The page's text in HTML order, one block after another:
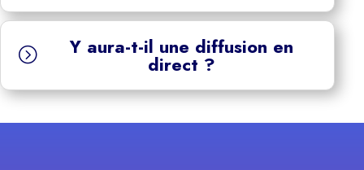
= Y aura-t-il une diffusion en
direct ?